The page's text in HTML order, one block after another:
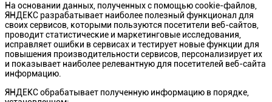
На основании данных, полученных с помощью cookie-файлов,
ЯНДЕКС разрабатывает наиболее полезный функционал для
своих сервисов, которыми пользуются посетители веб-сайтов,
проводит статистические и маркетинговые исследования,
исправляет ошибки в сервисах и тестирует новые функции для
повышения производительности сервисов, персонализирует их
и показывает наиболее релевантную для посетителей веб-сайта
информацию.
ЯНДЕКС обрабатывает полученную информацию в порядке,